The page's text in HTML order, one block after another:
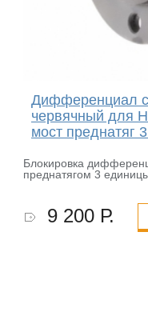
Дифференциал
червячный для
мост преднатяг
Блокировка
преднатягом 3
9 200 Р.